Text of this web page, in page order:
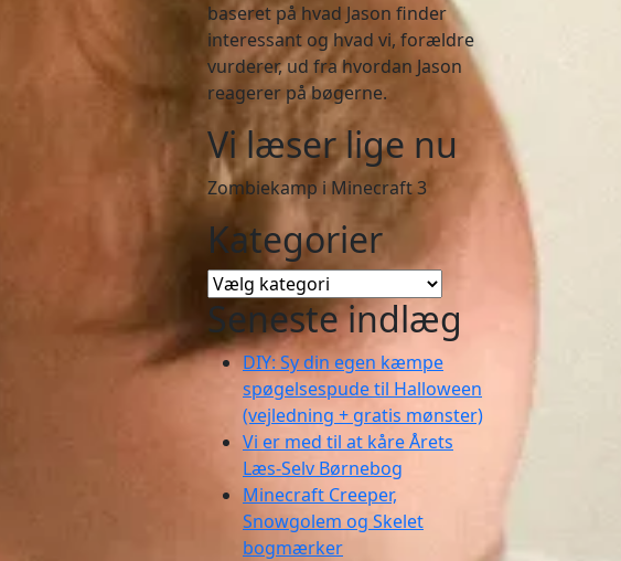
baseret på hvad Jason finder
interessant og hvad vi, forældre
vurderer, ud fra hvordan Jason
reagerer på bøgerne.
Vi læser lige nu
Zombiekamp i Minecraft 3
Kategorier
Kategorier
Seneste indlæg
DIY: Sy din egen kæmpe
spøgelsespude til Halloween
(vejledning + gratis mønster)
Vi er med til at kåre Årets
Læs-Selv Børnebog
Minecraft Creeper,
Snowgolem og Skelet
bogmærker